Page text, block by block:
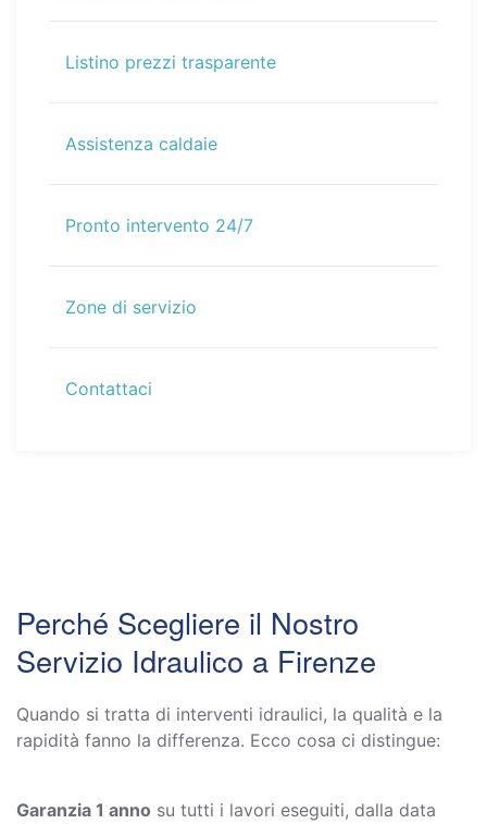
Listino prezzi trasparente
Assistenza caldaie
Pronto intervento 24/7
Zone di servizio
Contattaci
Perché Scegliere il Nostro
Servizio Idraulico a Firenze
Quando si tratta di interventi idraulici, la qualità e la
rapidità fanno la differenza. Ecco cosa ci distingue:
Garanzia 1 anno su tutti i lavori eseguiti, dalla data